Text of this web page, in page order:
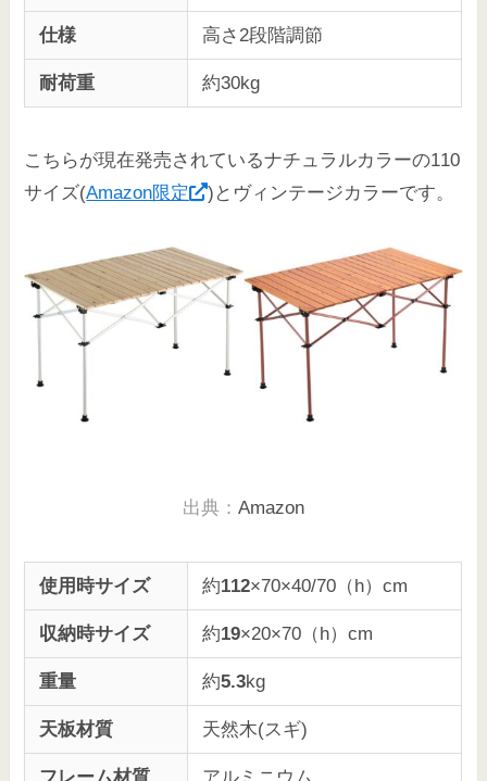
仕様 高さ2段階調節
耐荷重 約30kg
こちらが現在発売されているナチュラルカラーの110
サイズ(Amazon限定 )とヴィンテージカラーです。
出典： Amazon
使用時サイズ 約112×70×40/70（h）cm
収納時サイズ 約19×20×70（h）cm
重量 約5.3kg
天板材質 天然木(スギ)